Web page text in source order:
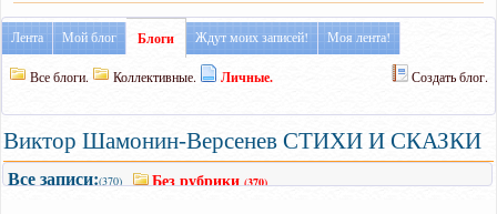
Лента Мой блог Блоги Ждут моих записей! Моя лента!
Все блоги. Коллективные. Личные. Создать блог.
Виктор Шамонин-Версенев СТИХИ И СКАЗКИ
Все записи:(370) Без рубрики(370)